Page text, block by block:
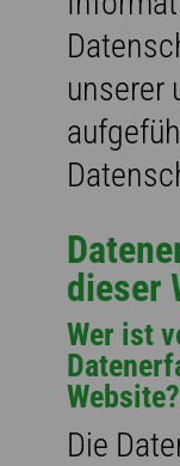
unserer
dieser
Wer ist
Website?
Die